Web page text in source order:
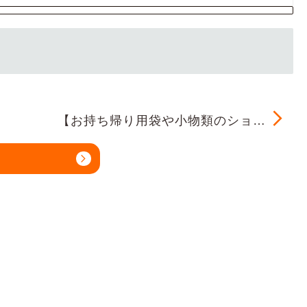
【お持ち帰り用袋や小物類のショ…